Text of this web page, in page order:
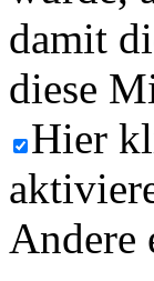
damit
diese
Hier
Andere